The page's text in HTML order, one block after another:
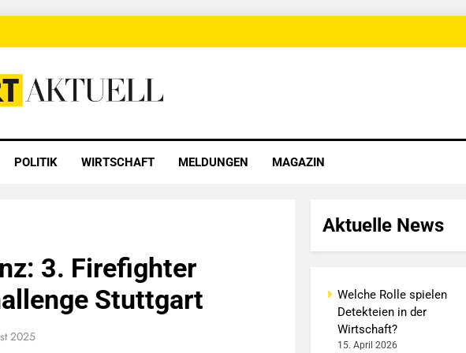
POLITIK WIRTSCHAFT MELDUNGEN MAGAZIN
3. Firefighter
Stuttgart
2025
Aktuelle News
Welche Rolle spielen
Detekteien in der
Wirtschaft?
15. April 2026